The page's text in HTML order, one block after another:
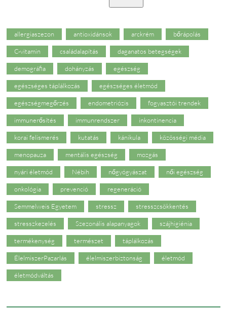
allergiaszezon antioxidánsok arckrém bőrápolás
C-vitamin családalapítás daganatos betegségek
demográfia dohányzás egészség
egészséges táplálkozás egészséges életmód
egészségmegőrzés endometriózis fogyasztói trendek
immunerősítés immunrendszer inkontinencia
korai felismerés kutatás kánikula közösségi média
menopauza mentális egészség mozgás
nyári életmód Nébih nőgyógyászat női egészség
onkológia prevenció regeneráció
Semmelweis Egyetem stressz stresszcsökkentés
stresszkezelés Szezonális alapanyagok szájhigiénia
termékenység természet táplálkozás
ÉlelmiszerPazarlás élelmiszerbiztonság életmód
életmódváltás